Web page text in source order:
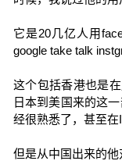
它是20几亿人用
google take talk
这个包括香港也是
日本到美国来的这
经很熟悉了，甚至在
但是从中国出来的他